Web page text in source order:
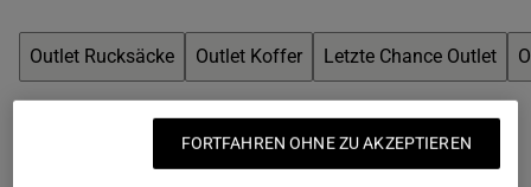
Outlet Rucksäcke Outlet Koffer Letzte Chance Outlet
Outlet-Rucksäcke die sich lohnen
FORTFAHREN OHNE ZU AKZEPTIEREN